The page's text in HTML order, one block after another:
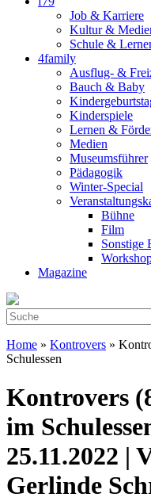
Job & Karriere
Kultur &
Schule &
4family
Ausflug- &
Bauch & Baby
Kinderspiele
Lernen &
Medien
Museumsführer
Pädagogik
Winter-Special
Bühne
Film
Sonstige
Magazine
Home » Kontrovers »
Schulessen
Kontrovers
im
25.11.2022 |
Gerlinde